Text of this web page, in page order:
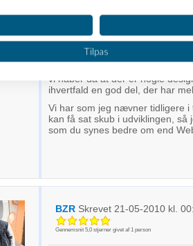
og indvier løbende nye. Vi har
Ideen med en tråd om nye
beta'en før vi gør det, på
Rent kommunikationsmæssigt
vi håber da at der er nogle
ihvertfald en god del, der har
Vi har som jeg nævner tidligere
kan få sat skub i udviklingen,
som du synes bedre om end
BZR Skrevet 21-05-2010kl.
Gennemsnit 5,0stjerner givet af 1person
eller kombinationer af oplysninger
Tilpas